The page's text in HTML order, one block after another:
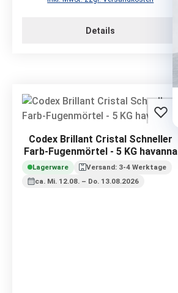
Details
Codex Brillant Cristal Schneller
Farb-Fugenmörtel - 5 KG havanna
Lagerware
Versand: 3-4 Werktage
ca. Mi. 12.08. – Do. 13.08.2026